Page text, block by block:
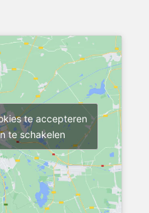
te accepteren
te schakelen